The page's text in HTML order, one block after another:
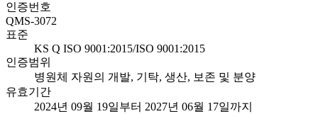
인증번호
QMS-3072
표준
KS Q ISO 9001:2015/ISO 9001:2015
인증범위
병원체 자원의 개발, 기탁, 생산, 보존 및 분양
유효기간
2024년 09월 19일부터 2027년 06월 17일까지